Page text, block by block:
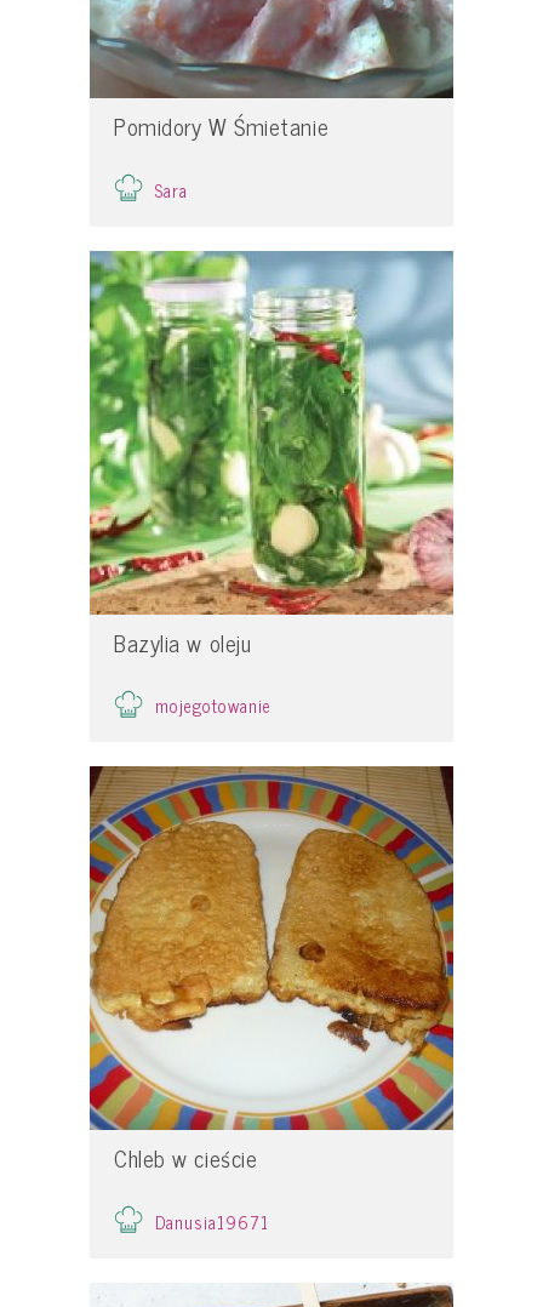
Pomidory W Śmietanie
Sara
Bazylia w oleju
mojegotowanie
Chleb w cieście
Danusia19671